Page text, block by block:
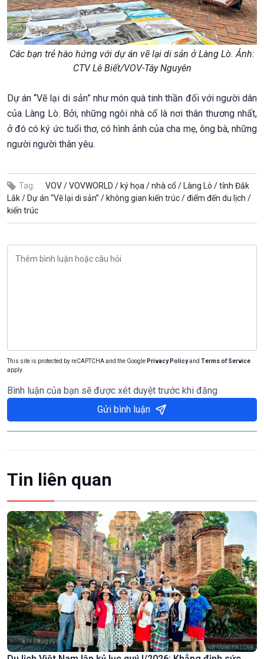
Các bạn trẻ hào hứng với dự án vẽ lại di sản ở Làng Lò. Ảnh:
CTV Lê Biết/VOV-Tây Nguyên
Dự án “Vẽ lại di sản” như món quà tinh thần đối với người dân
của Làng Lò. Bởi, những ngôi nhà cổ là nơi thân thương nhất,
ở đó có ký ức tuổi thơ, có hình ảnh của cha mẹ, ông bà, những
người người thân yêu.
Tag: VOV /VOVWORLD / ký họa /nhà cổ / Làng Lò /tỉnh Đắk
Lắk / Dự án “Vẽ lại di sản” / không gian kiến trúc /điểm đến du lịch /
kiến trúc
This site is protected by reCAPTCHA and the Google Privacy Policyand Terms of Service
apply.
Bình luận của bạn sẽ được xét duyệt trước khi đăng
Gửi bình luận
Tin liên quan